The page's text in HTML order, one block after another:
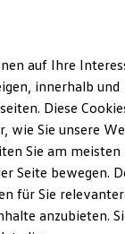
auf Ihre
innerhalb und
Diese
wie Sie unsere
Sie am meisten
Seite bewegen.
für Sie
anzubieten.